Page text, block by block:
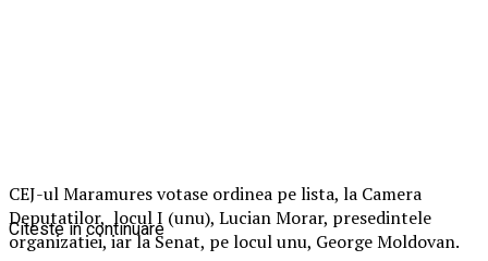
CEJ-ul Maramures votase ordinea pe lista, la Camera
Deputatilor, locul I (unu), Lucian Morar, presedintele
organizatiei, iar la Senat, pe locul unu, George Moldovan.
Citeste in continuare